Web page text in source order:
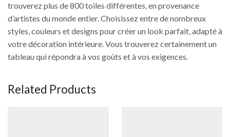
trouverez plus de 800 toiles différentes, en provenance
d’artistes du monde entier. Choisissez entre de nombreux
styles, couleurs et designs pour créer un look parfait, adapté à
votre décoration intérieure. Vous trouverez certainement un
tableau qui répondra à vos goûts et à vos exigences.
Related Products